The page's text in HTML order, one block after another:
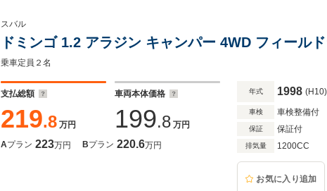
スバル
ドミンゴ 1.2 アラジン キャンパー 4WD フィール
乗車定員２名
支払総額
219.8 万円
車両本体価格
199.8 万円
Aプラン 223万円 Bプラン 220.6万円
年式 1998 (H10)
車検 車検整備付
保証 保証付
排気量 1200CC
お気に入り追加